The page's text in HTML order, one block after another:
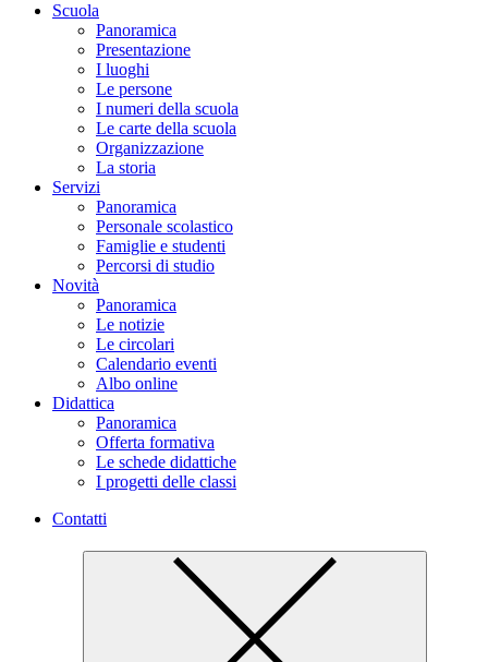
Scuola
Panoramica
Presentazione
I luoghi
Le persone
I numeri della scuola
Le carte della scuola
Organizzazione
La storia
Servizi
Panoramica
Personale scolastico
Famiglie e studenti
Percorsi di studio
Novità
Panoramica
Le notizie
Le circolari
Calendario eventi
Albo online
Didattica
Panoramica
Offerta formativa
Le schede didattiche
I progetti delle classi
Contatti